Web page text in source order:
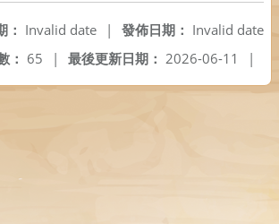
發佈日期： Invalid date
： Invalid date
|
最後更新日期： 2026-06-11 |
： 65 |